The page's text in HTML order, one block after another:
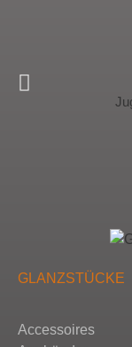
GLANZSTÜCKE
Accessoires